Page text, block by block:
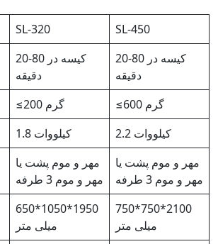
SL-320 SL-450
20-80 کیسه در
دقیقه
20-80 کیسه در
دقیقه
≤200 گرم
≤600 گرم
1.8 کیلووات 2.2 کیلووات
مهر و موم پشت یا
مهر و موم 3 طرفه
مهر و موم پشت یا
مهر و موم 3 طرفه
650*1050*1950
750*750*2100